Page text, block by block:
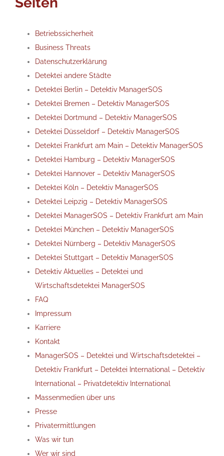
Betriebssicherheit
Business Threats
Datenschutzerklärung
Detektei andere Städte
Detektei Berlin – Detektiv ManagerSOS
Detektei Bremen – Detektiv ManagerSOS
Detektei Dortmund – Detektiv ManagerSOS
Detektei Düsseldorf – Detektiv ManagerSOS
Detektei Frankfurt am Main – Detektiv ManagerSOS
Detektei Hamburg – Detektiv ManagerSOS
Detektei Hannover – Detektiv ManagerSOS
Detektei Köln – Detektiv ManagerSOS
Detektei Leipzig – Detektiv ManagerSOS
Detektei ManagerSOS – Detektiv Frankfurt am Main
Detektei München – Detektiv ManagerSOS
Detektei Nürnberg – Detektiv ManagerSOS
Detektei Stuttgart – Detektiv ManagerSOS
Detektiv Aktuelles – Detektei und
Wirtschaftsdetektei ManagerSOS
FAQ
Impressum
Karriere
Kontakt
ManagerSOS – Detektei und Wirtschaftsdetektei –
Detektiv Frankfurt – Detektei International – Detektiv
International – Privatdetektiv International
Massenmedien über uns
Presse
Privatermittlungen
Was wir tun
Wer wir sind